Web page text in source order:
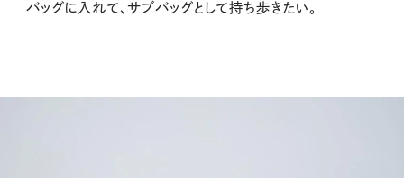
バッグに入れて、サブバッグとして持ち歩きたい。